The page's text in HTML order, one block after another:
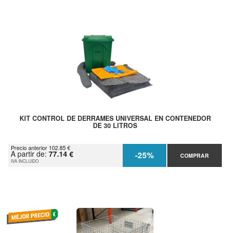
KIT CONTROL DE DERRAMES UNIVERSAL EN CONTENEDOR
DE 30 LITROS
Precio anterior 102.85 €
A partir de: 77.14 €
IVA INCLUIDO -25% COMPRAR